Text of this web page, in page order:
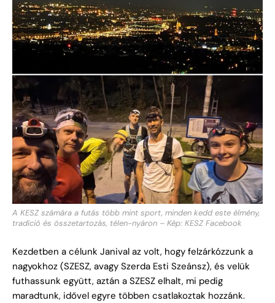
A KESZ számára a futás több mint sport, minden kedd este élmény,
tradíció és összetartozás, télen-nyáron – Kép: KESZ Facebook
Kezdetben a célunk Janival az volt, hogy felzárkózzunk a
nagyokhoz (SZESZ, avagy Szerda Esti Szeánsz), és velük
futhassunk együtt, aztán a SZESZ elhalt, mi pedig
maradtunk, idővel egyre többen csatlakoztak hozzánk.